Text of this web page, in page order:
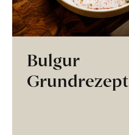
Bulgur
Grundrezept